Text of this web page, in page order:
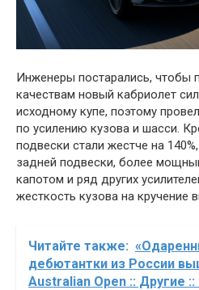
Инженеры постарались, чтобы
качествам новый кабриолет
исходному купе, поэтому
по усилению кузова и шасси.
подвески стали жестче на
задней подвески, более
капотом и ряд других
жесткость кузова на кручение
Читайте также:
дебютантки из России
Australian Open :: Другие